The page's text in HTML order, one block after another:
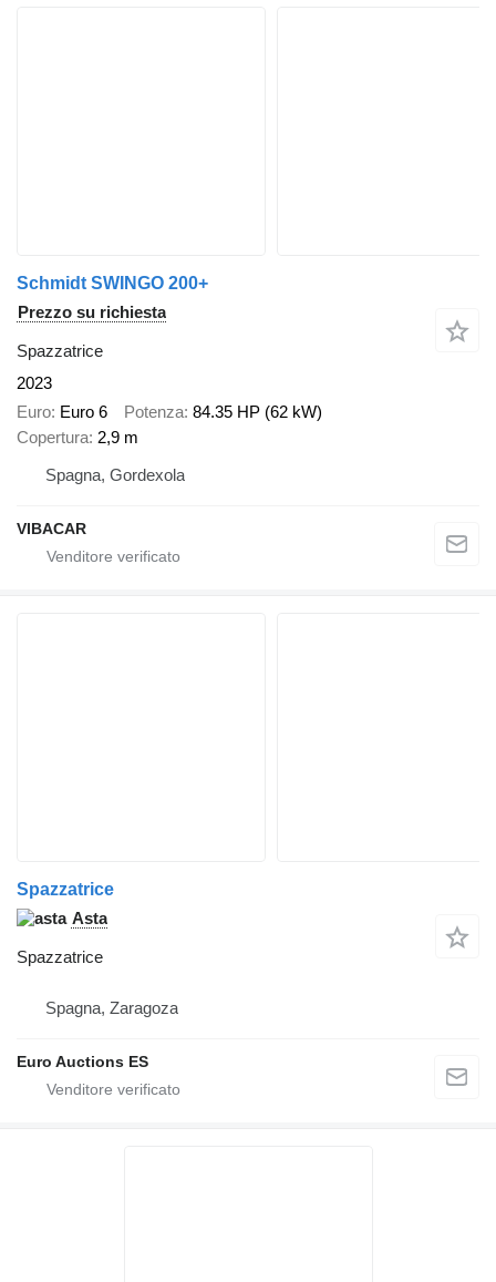
Schmidt SWINGO 200+
Prezzo su richiesta
Spazzatrice
2023
Euro Euro 6 Potenza 84.35 HP (62 kW)
Copertura 2,9 m
Spagna, Gordexola
VIBACAR
Spazzatrice
Asta
Spazzatrice
Spagna, Zaragoza
Euro Auctions ES